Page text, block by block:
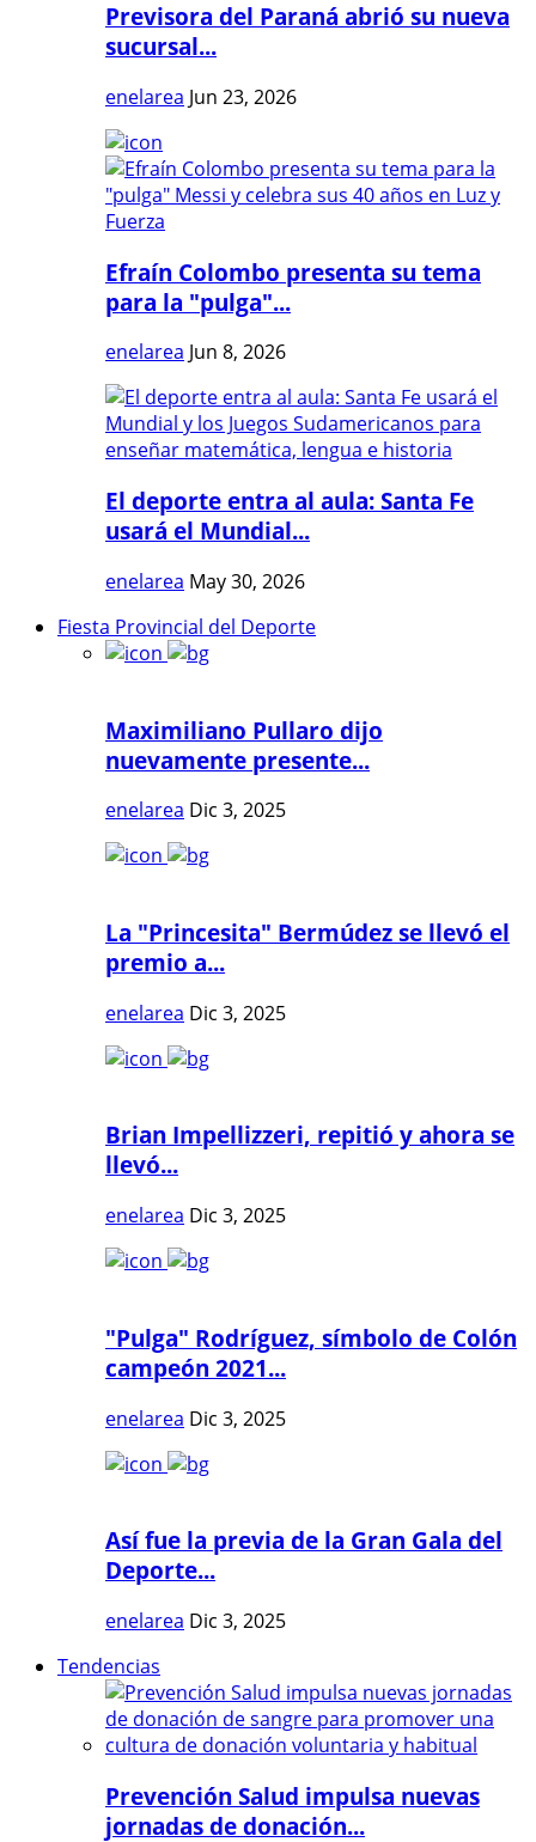
Previsora del Paraná abrió su nueva
sucursal...
enelarea Jun 23, 2026
Efraín Colombo presenta su tema
para la "pulga"...
enelarea Jun 8, 2026
El deporte entra al aula: Santa Fe
usará el Mundial...
enelarea May 30, 2026
Fiesta Provincial del Deporte
Maximiliano Pullaro dijo
nuevamente presente...
enelarea Dic 3, 2025
La "Princesita" Bermúdez se llevó el
premio a...
enelarea Dic 3, 2025
Brian Impellizzeri, repitió y ahora se
llevó...
enelarea Dic 3, 2025
"Pulga" Rodríguez, símbolo de Colón
campeón 2021...
enelarea Dic 3, 2025
Así fue la previa de la Gran Gala del
Deporte...
enelarea Dic 3, 2025
Tendencias
Prevención Salud impulsa nuevas
jornadas de donación...